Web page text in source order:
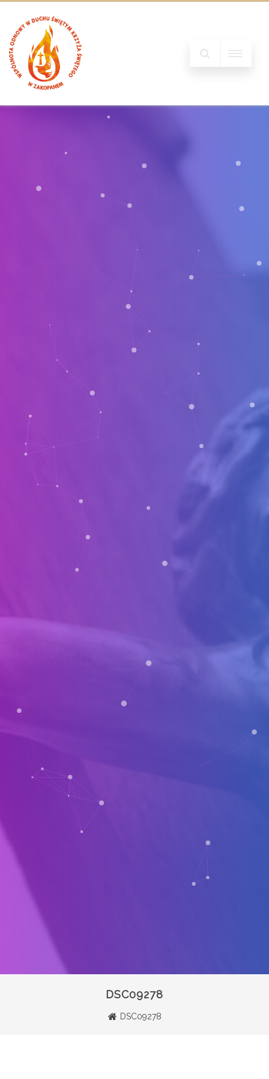
DSC09278
DSC09278